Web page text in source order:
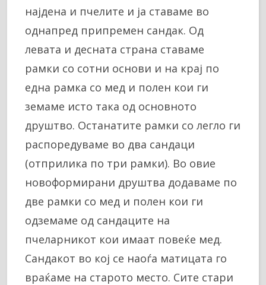
најдена и пчелите и ја ставаме во
однапред припремен сандак. Од
левата и десната страна ставаме
рамки со сотни основи и на крај по
една рамка со мед и полен кои ги
земаме исто така од основното
друштво. Останатите рамки со легло ги
распоредуваме во два сандаци
(отприлика по три рамки). Во овие
новоформирани друштва додаваме по
две рамки со мед и полен кои ги
одземаме од сандаците на
пчеларникот кои имаат повеќе мед.
Сандакот во кој се наоѓа матицата го
враќаме на старото место. Сите стари